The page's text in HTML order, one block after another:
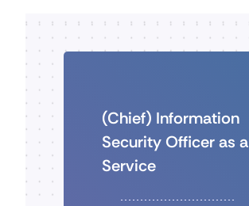
(Chief) Information
Security Officer as a
Service